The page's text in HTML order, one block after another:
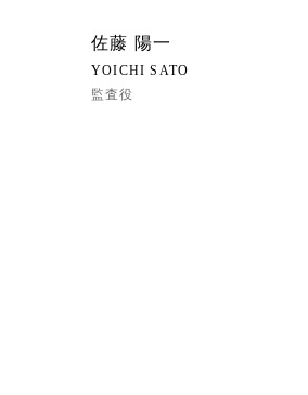
佐藤 陽一
YOICHI SATO
監査役